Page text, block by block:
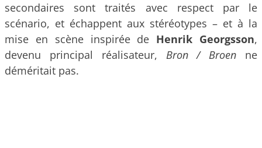
secondaires sont traités avec respect par le
scénario, et échappent aux stéréotypes – et à la
mise en scène inspirée de Henrik Georgsson,
devenu principal réalisateur, Bron / Broen ne
déméritait pas.